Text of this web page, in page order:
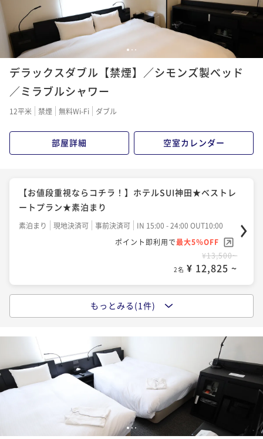
2名 ¥ 14,345 ~
1 2 3
デラックスダブル【禁煙】／シモンズ製べッド
／ミラブルシャワー
12平米 禁煙 無料Wi-Fi ダブル
部屋詳細 空室カレンダー
【お値段重視ならコチラ！】ホテルSUI神田★ベストレ
ートプラン★素泊まり
素泊まり 現地決済可 事前決済可
IN 15:00 - 24:00 OUT10:00
ポイント即利用で最大5％OFF
¥13,500~
2名 ¥ 12,825 ~
【お値段重視ならコチラ！】ホテルSUI神田★ベストレ
事前決済可
IN 15:00 - 24:00 OUT10:00
ポイント即利用で
最大5％OFF
¥17,100~
2名 ¥ 16,245 ~
もっとみる(1件)
1 23